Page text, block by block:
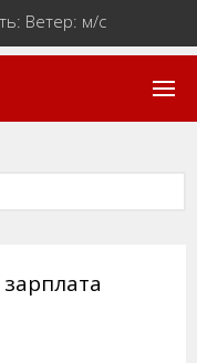
Ветер: м/с